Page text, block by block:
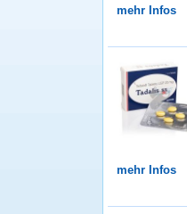
mehr Infos
mehr Infos